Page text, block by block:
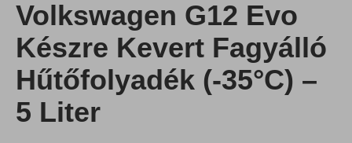
Volkswagen G12 Evo
Készre Kevert Fagyálló
Hűtőfolyadék (-35°C) –
5 Liter